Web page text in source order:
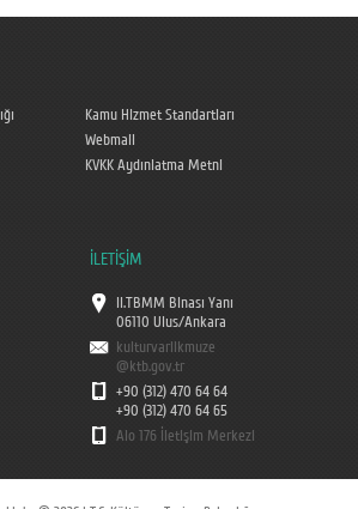
Kamu Hizmet Standartları
Webmail
KVKK Aydınlatma Metni
İLETİŞİM
II.TBMM Binası Yanı
06110 Ulus/Ankara
kulturvarlikmuze
@ktb.gov.tr
+90 (312) 470 64 64
+90 (312) 470 64 65
Alo 176 İletişim Merkezi